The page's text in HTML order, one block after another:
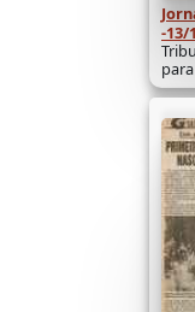
-13/